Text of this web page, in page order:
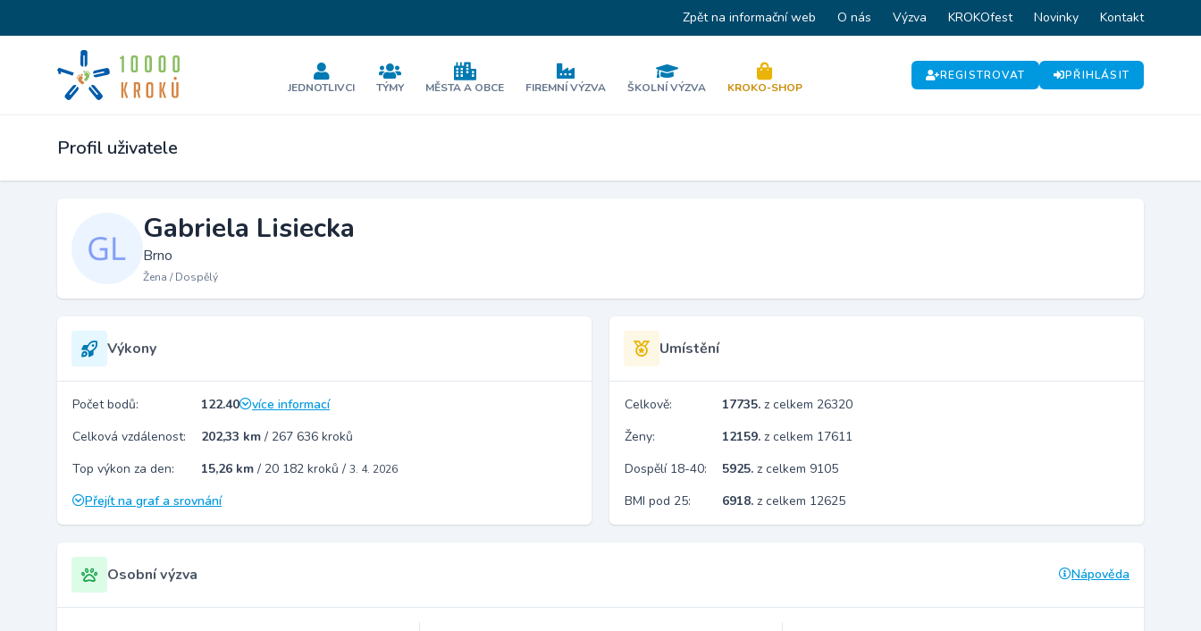
Zpět na informační web O nás Výzva KROKOfest Novinky Kontakt
JEDNOTLIVCI TÝMY MĚSTA A OBCE FIREMNÍ VÝZVA ŠKOLNÍ VÝZVA KROKO-SHOP
REGISTROVAT PŘIHLÁSIT
Profil uživatele
Gabriela Lisiecka
Brno
Žena / Dospělý
Výkony
Počet bodů: 122.40
více informací
Celková vzdálenost:
202,33 km / 267 636 kroků
Top výkon za den:
15,26 km / 20 182 kroků / 3. 4. 2026
Přejít na graf a srovnání
Umístění
Celkově: 17735. z celkem 26320
Ženy:
12159. z celkem 17611
Dospělí 18-40:
5925. z celkem 9105
BMI pod 25:
6918. z celkem 12625
Osobní výzva Nápověda